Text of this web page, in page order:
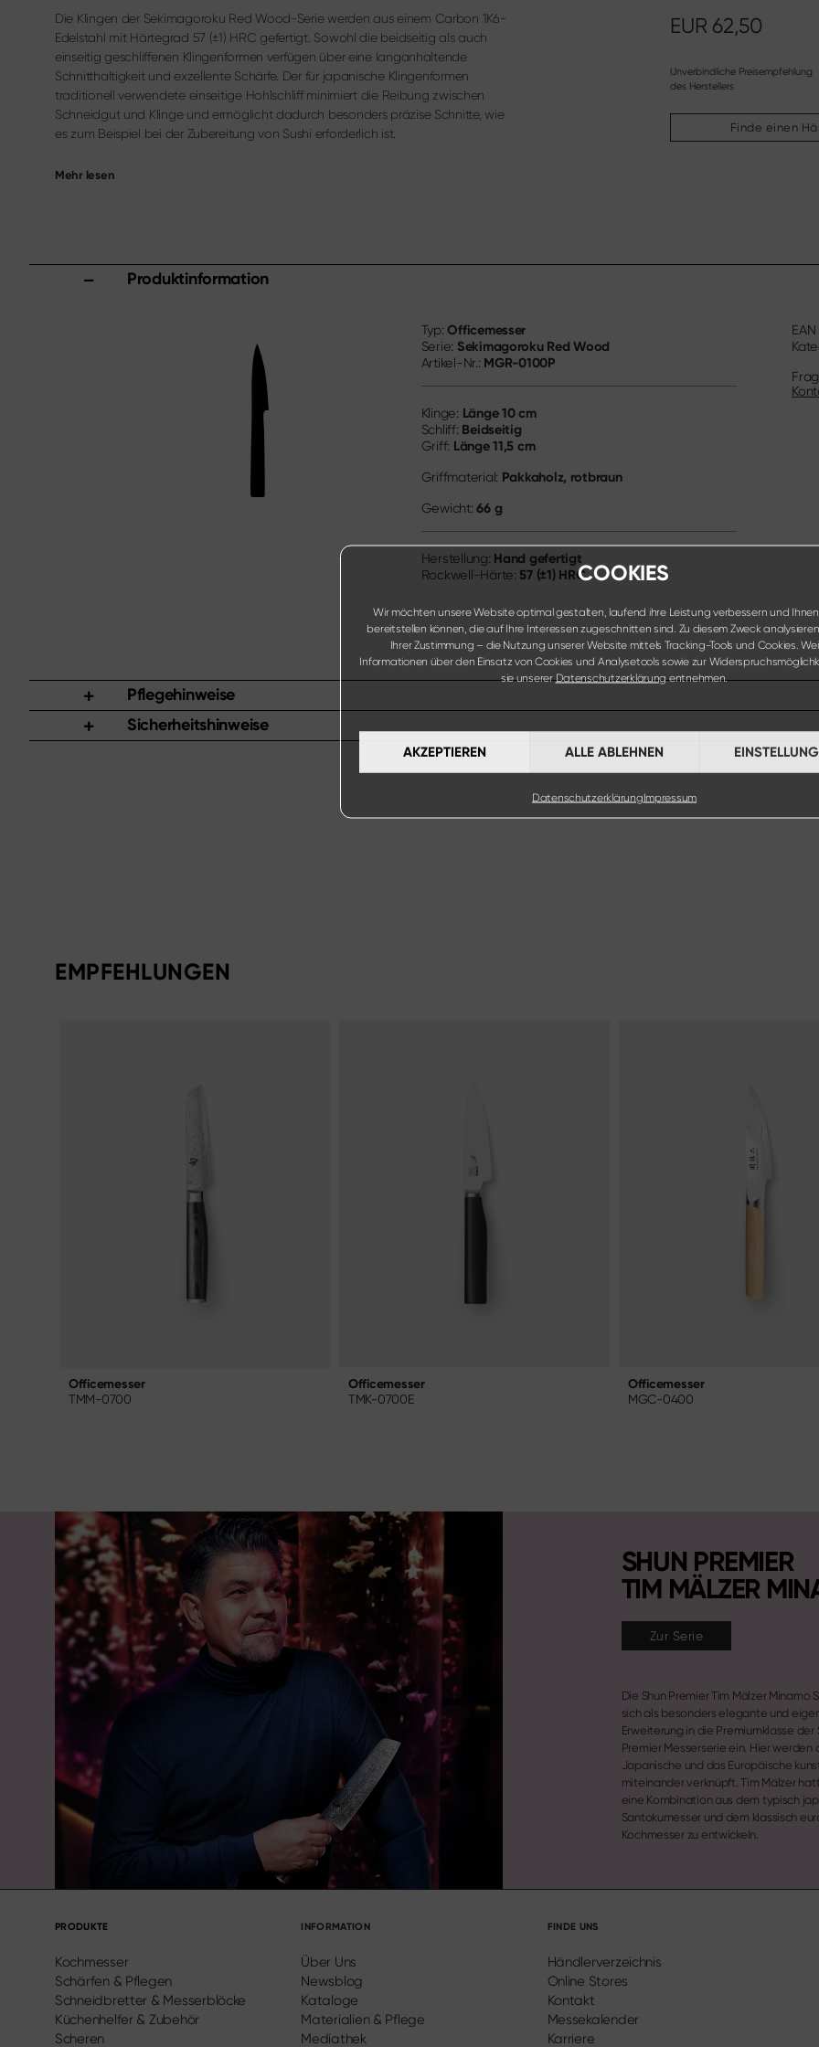
COOKIES
Wir möchten unsere Website optimal gestalten, laufend ihre Leistung verbessern und
bereitstellen können, die auf Ihre Interessen zugeschnitten sind. Zu diesem Zweck
Ihrer Zustimmung – die Nutzung unserer Website mittels Tracking-Tools und Cookies.
Informationen über den Einsatz von Cookies und Analysetools sowie zur
sie unsererDatenschutzerklärungentnehmen.
AKZEPTIEREN ALLE ABLEHNEN
DatenschutzerklärungImpressum
Die Klingen der Sekimagoroku Red Wood-Serie werden aus einem Carbon 1K6-
Edelstahl mit Härtegrad 57 (±1) HRC gefertigt. Sowohl die beidseitig als auch
einseitig geschliffenen Klingenformen verfügen über eine langanhaltende
Schnitthaltigkeit und exzellente Schärfe. Der für japanische Klingenformen
traditionell verwendete einseitige Hohlschliff minimiert die Reibung zwischen
Schneidgut und Klinge und ermöglicht dadurch besonders präzise Schnitte, wie
es zum Beispiel bei der Zubereitung von Sushi erforderlich ist.
Mehr lesen
EUR 62,50
Unverbindliche Preisempfehlung
des Herstellers
Finde einen
Produktinformation
Typ:Officemesser
Serie: Sekimagoroku Red Wood
Artikel-Nr.: MGR-0100P
Klinge: Länge10 cm
Schliff: Beidseitig
Griff: Länge11,5 cm
Griffmaterial: Pakkaholz, rotbraun
Gewicht:66 g
Herstellung: Hand gefertigt
Rockwell-Härte: 57 (±1) HRC
EAN
Pflegehinweise
Sicherheitshinweise
EMPFEHLUNGEN
Officemesser
TMM-0700
Officemesser
TMK-0700E
Officemesser
MGC-0400
SHUN PREMIER
TIM MÄLZER
Zur Serie
Die Shun Premier Tim Mälzer Minamo
sich als besonders elegante und
Erweiterung in die Premiumklasse der
Premier Messerserie ein. Hier werden
Japanische und das Europäische
miteinander verknüpft. Tim Mälzer
eine Kombination aus dem typisch
Santokumesser und dem klassisch
Kochmesser zu entwickeln.
PRODUKTE
Kochmesser
Schärfen & Pflegen
Schneidbretter & Messerblöcke
Küchenhelfer & Zubehör
Scheren
INFORMATION
Über Uns
Newsblog
Kataloge
Materialien & Pflege
Mediathek
FINDE UNS
Händlerverzeichnis
Online Stores
Kontakt
Messekalender
Karriere